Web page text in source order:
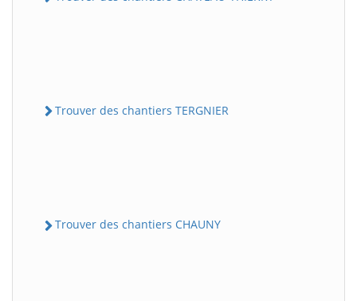
Trouver des chantiers TERGNIER
Trouver des chantiers CHAUNY